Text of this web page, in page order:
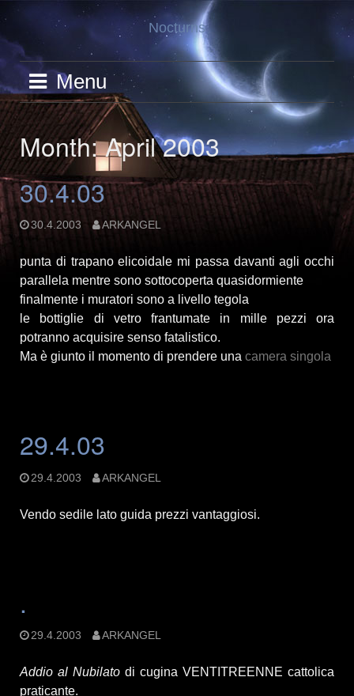
content
Nocturns
Menu
Month: April 2003
30.4.03
30.4.2003 ARKANGEL
punta di trapano elicoidale mi passa davanti agli occhi
parallela mentre sono sottocoperta quasidormiente
finalmente i muratori sono a livello tegola
le bottiglie di vetro frantumate in mille pezzi ora
potranno acquisire senso fatalistico.
Ma è giunto il momento di prendere una camera singola
29.4.03
29.4.2003 ARKANGEL
Vendo sedile lato guida prezzi vantaggiosi.
.
29.4.2003 ARKANGEL
Addio al Nubilato di cugina VENTITREENNE cattolica
praticante.